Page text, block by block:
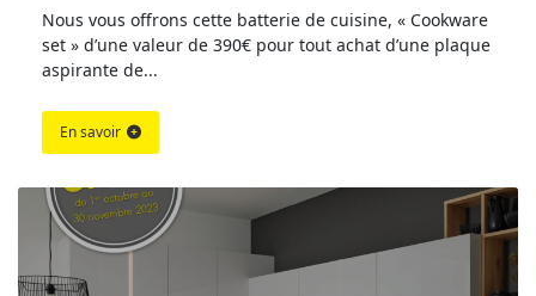
Nous vous offrons cette batterie de cuisine, « Cookware
set » d’une valeur de 390€ pour tout achat d’une plaque
aspirante de...
En savoir